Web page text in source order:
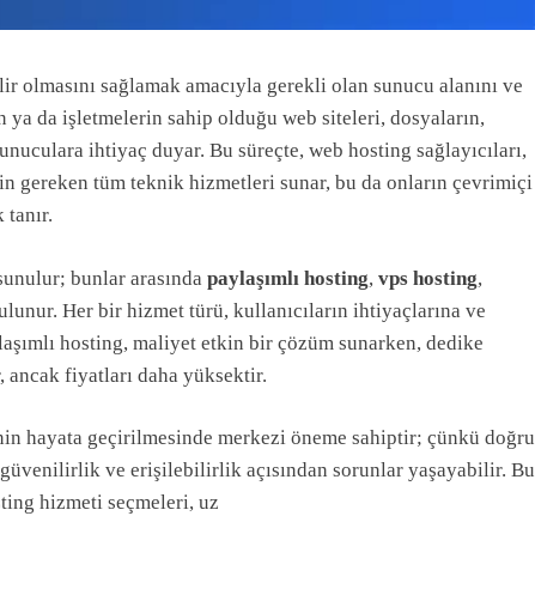
sağlamak amacıyla gerekli olan sunucu alanını ve
da işletmelerin sahip olduğu web siteleri, dosyaların,
ihtiyaç duyar. Bu süreçte, web hosting sağlayıcıları,
gereken tüm teknik hizmetleri sunar, bu da onların çevrimiçi
bunlar arasında paylaşımlı hosting, vps hosting,
Her bir hizmet türü, kullanıcıların ihtiyaçlarına ve
hosting, maliyet etkin bir çözüm sunarken, dedike
fiyatları daha yüksektir.
hayata geçirilmesinde merkezi öneme sahiptir; çünkü doğru
güvenilirlik ve erişilebilirlik açısından sorunlar yaşayabilir. Bu
hizmeti seçmeleri, uz